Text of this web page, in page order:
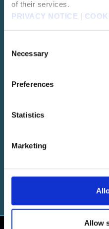
of their services.
PRIVACY NOTICE |
Selection
Necessary
Preferences
Statistics
Marketing
Allow
CRISIS CORE -
Une version alternative